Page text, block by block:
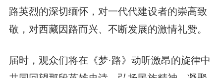
路英烈的深切缅怀，对一代代建设者的崇高致
敬，对西藏因路而兴、不断发展的激情礼赞。
届时，观众们将在《梦·路》动听激昂的旋律中